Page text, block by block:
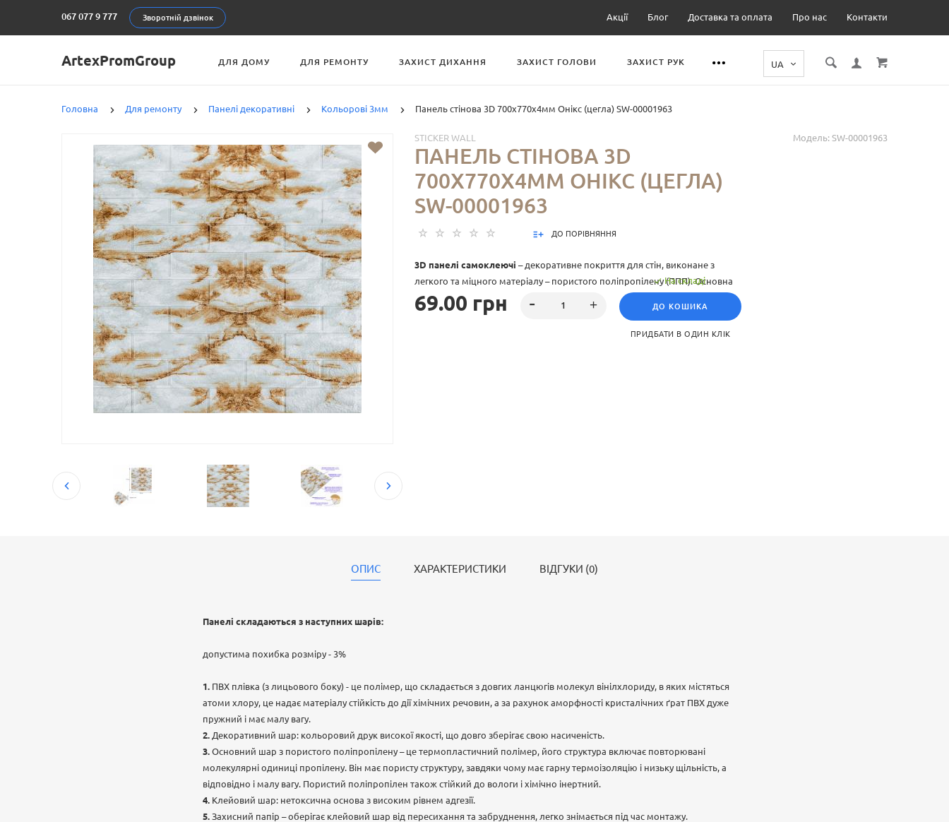
067 077 9 777 Зворотній дзвінок Акції Блог Доставка та оплата Про нас Контакти
ArtexPromGroup ДЛЯ ДОМУ ДЛЯ РЕМОНТУ ЗАХИСТ ДИХАННЯ ЗАХИСТ ГОЛОВИ ЗАХИСТ РУК
Головна Для ремонту Панелі декоративні Кольорові 3мм Панель стінова 3D 700х770х4мм Онікс (цегла) SW-00001963
Модель: SW-00001963
STICKER WALL
ПАНЕЛЬ СТІНОВА 3D
700Х770Х4ММ ОНІКС (ЦЕГЛА)
SW-00001963
ДО ПОРІВНЯННЯ
3D панелі самоклеючі – декоративне покриття для стін, виконане з
легкого та міцного матеріалу – пористого поліпропілену (ППП). Основна
особливість – рельєфний малюнок у вигляді цегли у широкому
різноманітті кольорів та наявність клейового шару, що дозволяє
встановити панелі без необхідності застосування додаткових матеріалів.
69.00 грн
На складі
ДО КОШИКА
ПРИДБАТИ В ОДИН КЛІК
ОПИС ХАРАКТЕРИСТИКИ ВІДГУКИ (0)
Панелі складаються з наступних шарів:
допустима похибка розміру - 3%
ПВХ плівка (з лицьового боку) - це полімер, що складається з довгих ланцюгів молекул вінілхлориду, в яких містяться
атоми хлору, це надає матеріалу стійкість до дії хімічних речовин, а за рахунок аморфності кристалічних ґрат ПВХ дуже
пружний і має малу вагу.
Декоративний шар: кольоровий друк високої якості, що довго зберігає свою насиченість.
Основний шар з пористого поліпропілену – це термопластичний полімер, його структура включає повторювані
молекулярні одиниці пропілену. Він має пористу структуру, завдяки чому має гарну термоізоляцію і низьку щільність, а
відповідно і малу вагу. Пористий поліпропілен також стійкий до вологи і хімічно інертний.
Клейовий шар: нетоксична основа з високим рівнем адгезії.
Захисний папір – оберігає клейовий шар від пересихання та забруднення, легко знімається під час монтажу.